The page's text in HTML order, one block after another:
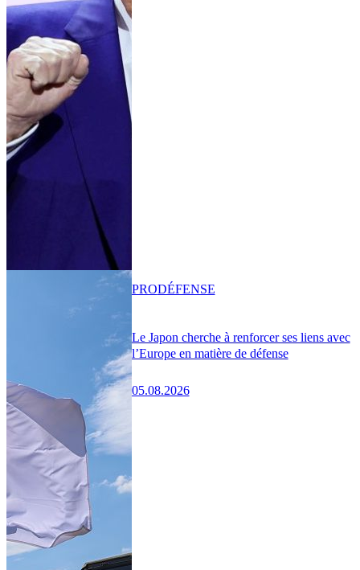
Le Japon cherche à renforcer ses liens avec
l’Europe en matière de défense
05.08.2026
PRODÉFENSE